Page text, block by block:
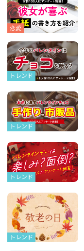
恋愛
トレンド
トレンド
トレンド
トレンド